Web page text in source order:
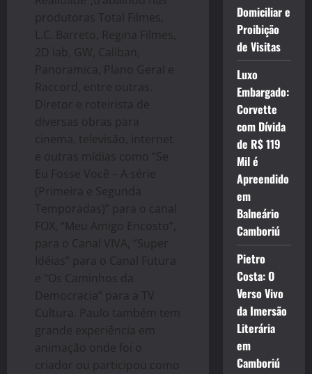
produtoras Total Filmes,
L.C. Barreto, Regina Filmes,
2D lab, GW, Caliban,
Panoramica, Plano Geral e
Raccord, entre outras.
Diretor e roteirista de
diversas obras para
cinema, televisão, internet
e outras mídias como “Se
Eu Fosse Você – A série
(Primeira e Segunda
Temporadas)” para o canal
FOX, “Meu Amigo Encosto”,
para o Canal VIVA, “Super
Idéias” para o Canal Futura
e “Os Caminhos da
Democracia” para a TV
Cultura. Paulo também tem
grande experiência em
animação onde foi o
criador ou participou como
Domiciliar e
Proibição
de Visitas
Luxo
Embargado:
Corvette
com Dívida
de R$ 119
Mil é
Apreendido
em
Balneário
Camboriú
Pietro
Costa: O
Verso Vivo
da Imersão
Literária
em
Camboriú